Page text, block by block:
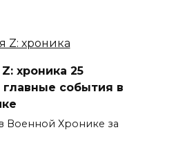
хроника 25
события в
Военной Хронике за